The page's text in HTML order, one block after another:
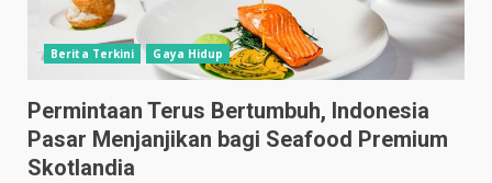
Berita Terkini Gaya Hidup
Permintaan Terus Bertumbuh, Indonesia
Pasar Menjanjikan bagi Seafood Premium
Skotlandia